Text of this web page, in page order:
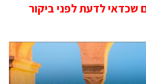
לדעת לפני ביקור